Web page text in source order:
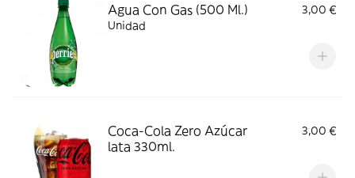
Agua Con Gas (500 Ml.)
3,00 €
Unidad
Coca-Cola Zero Azúcar
lata 330ml.
3,00 €